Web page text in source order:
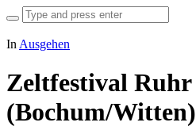
In Ausgehen
Zeltfestival Ruhr
(Bochum/Witten)